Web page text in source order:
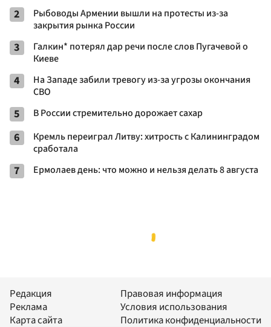
2
Рыбоводы Армении вышли на протесты из-за
закрытия рынка России
3
Галкин* потерял дар речи после слов Пугачевой о
Киеве
4
На Западе забили тревогу из-за угрозы окончания
СВО
5 В России стремительно дорожает сахар
6
Кремль переиграл Литву: хитрость с Калининградом
сработала
7 Ермолаев день: что можно и нельзя делать 8 августа
Редакция
Реклама
Карта сайта
Правовая информация
Условия использования
Политика конфиденциальности